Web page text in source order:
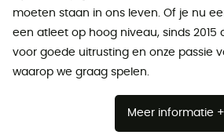
moeten staan ​​in ons leven. Of je nu
een atleet op hoog niveau, sinds 2015
voor goede uitrusting en onze passie
waarop we graag spelen.
Meer informatie +